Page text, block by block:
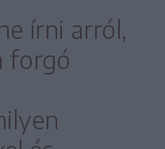
írni arról,
forgó